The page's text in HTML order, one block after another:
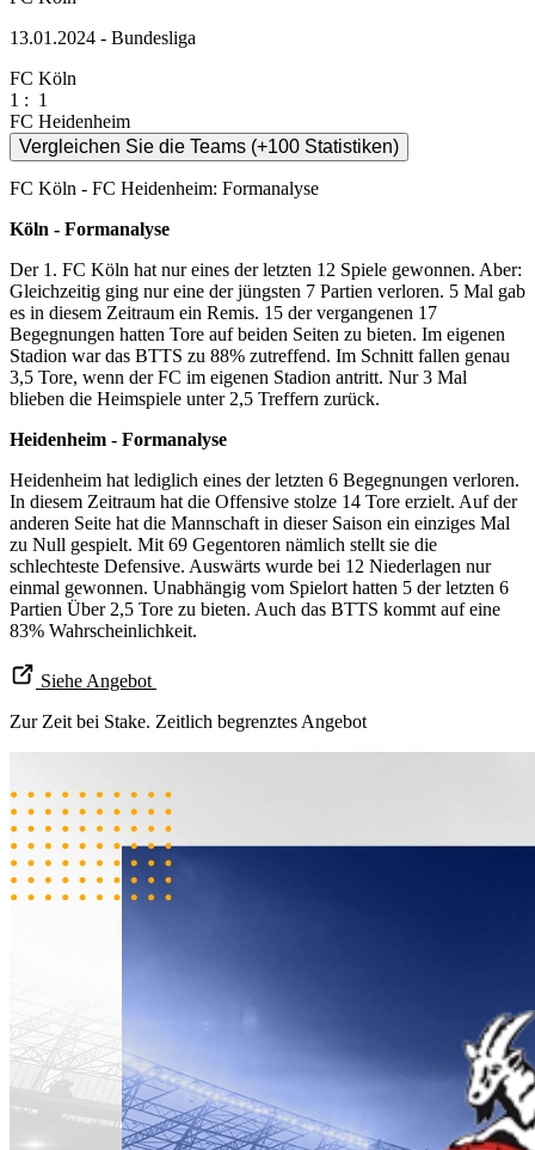
13.01.2024 - Bundesliga
FC Köln
1 : 1
FC Heidenheim
Vergleichen Sie die Teams (+100 Statistiken)
FC Köln - FC Heidenheim: Formanalyse
Köln - Formanalyse
Der 1. FC Köln hat nur eines der letzten 12 Spiele gewonnen. Aber:
Gleichzeitig ging nur eine der jüngsten 7 Partien verloren. 5 Mal gab
es in diesem Zeitraum ein Remis. 15 der vergangenen 17
Begegnungen hatten Tore auf beiden Seiten zu bieten. Im eigenen
Stadion war das BTTS zu 88% zutreffend. Im Schnitt fallen genau
3,5 Tore, wenn der FC im eigenen Stadion antritt. Nur 3 Mal
blieben die Heimspiele unter 2,5 Treffern zurück.
Heidenheim - Formanalyse
Heidenheim hat lediglich eines der letzten 6 Begegnungen verloren.
In diesem Zeitraum hat die Offensive stolze 14 Tore erzielt. Auf der
anderen Seite hat die Mannschaft in dieser Saison ein einziges Mal
zu Null gespielt. Mit 69 Gegentoren nämlich stellt sie die
schlechteste Defensive. Auswärts wurde bei 12 Niederlagen nur
einmal gewonnen. Unabhängig vom Spielort hatten 5 der letzten 6
Partien Über 2,5 Tore zu bieten. Auch das BTTS kommt auf eine
83% Wahrscheinlichkeit.
Siehe Angebot
Zur Zeit bei Stake. Zeitlich begrenztes Angebot